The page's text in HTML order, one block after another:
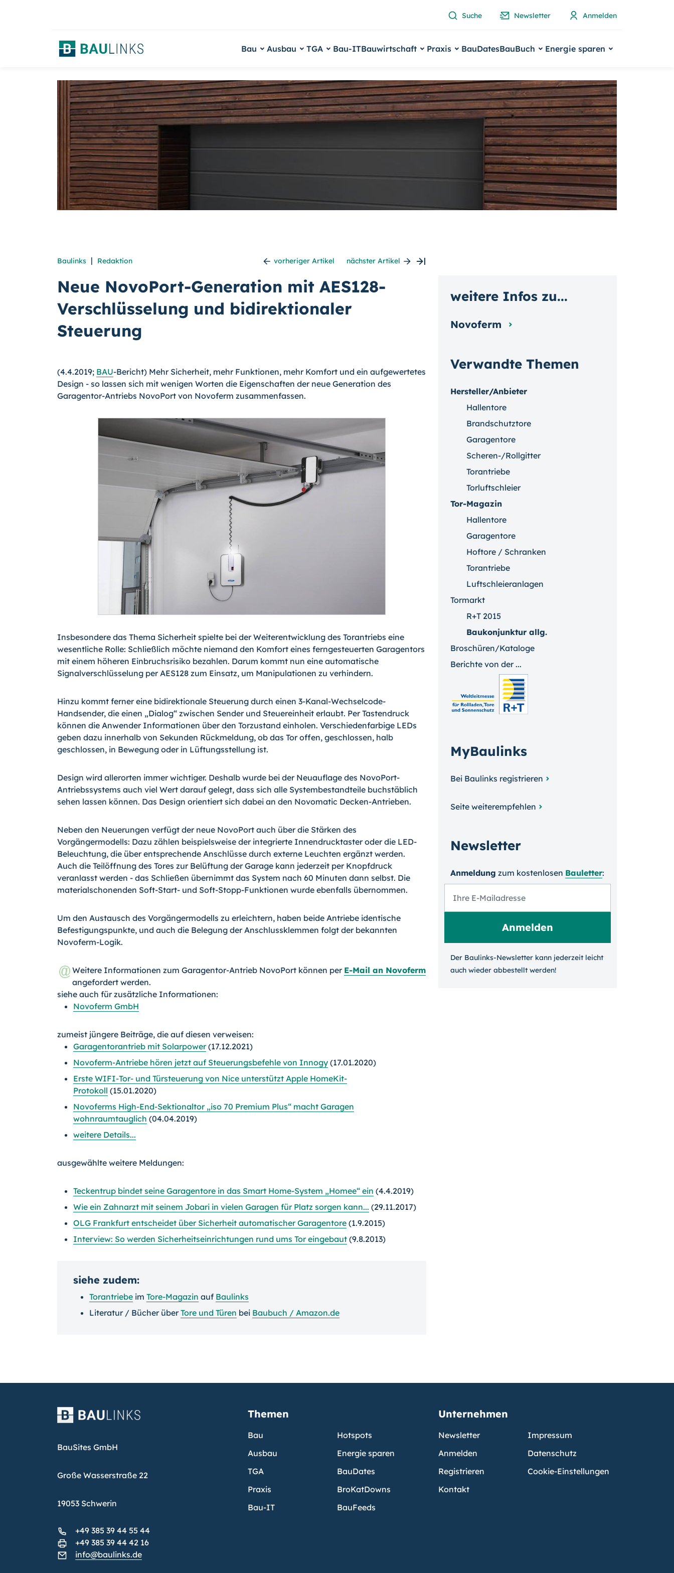
Suche Newsletter Anmelden
Bau Ausbau TGA Bau-ITBauwirtschaft Praxis BauDatesBauBuch Energie sparen
Baulinks | Redaktion vorheriger Artikel nächster Artikel
Neue NovoPort-Generation mit AES128-
Verschlüsselung und bidirektionaler
Steuerung
(4.4.2019; BAU-Bericht) Mehr Sicherheit, mehr Funktionen, mehr Komfort und ein aufgewertetes
Design - so lassen sich mit wenigen Worten die Eigenschaften der neue Generation des
Garagentor-Antriebs NovoPort von Novoferm zusammenfassen.
Insbesondere das Thema Sicherheit spielte bei der Weiterentwicklung des Torantriebs eine
wesentliche Rolle: Schließlich möchte niemand den Komfort eines ferngesteuerten Garagentors
mit einem höheren Einbruchsrisiko bezahlen. Darum kommt nun eine automatische
Signalverschlüsselung per AES128 zum Einsatz, um Manipulationen zu verhindern.
Hinzu kommt ferner eine bidirektionale Steuerung durch einen 3-Kanal-Wechselcode-
Handsender, die einen „Dialog“ zwischen Sender und Steuereinheit erlaubt. Per Tastendruck
können die Anwender Informationen über den Torzustand einholen. Verschiedenfarbige LEDs
geben dazu innerhalb von Sekunden Rückmeldung, ob das Tor offen, geschlossen, halb
geschlossen, in Bewegung oder in Lüftungsstellung ist.
Design wird allerorten immer wichtiger. Deshalb wurde bei der Neuauflage des Novo­Port-
Antriebssystems auch viel Wert darauf gelegt, dass sich alle Systembestandteile buchstäblich
sehen lassen können. Das Design orientiert sich dabei an den Novomatic Decken-Antrieben.
Neben den Neuerungen verfügt der neue NovoPort auch über die Stärken des
Vorgängermodells: Dazu zählen beispielsweise der integrierte Innendrucktaster oder die LED-
Beleuchtung, die über entsprechende Anschlüsse durch externe Leuchten ergänzt werden.
Auch die Teilöffnung des Tores zur Belüftung der Garage kann jederzeit per Knopfdruck
veranlasst werden - das Schließen übernimmt das System nach 60 Minuten dann selbst. Die
materialschonenden Soft-Start- und Soft-Stopp-Funktionen wurde ebenfalls übernommen.
Um den Austausch des Vorgängermodells zu erleichtern, haben beide Antriebe identische
Befestigungspunkte, und auch die Belegung der Anschlussklemmen folgt der bekannten
Novoferm-Logik.
Weitere Informationen zum Garagentor-Antrieb NovoPort können per E-Mail an Novoferm
angefordert werden.
siehe auch für zusätzliche Informationen:
Novoferm GmbH
zumeist jüngere Beiträge, die auf diesen verweisen:
Garagentorantrieb mit Solarpower(17.12.2021)
Novoferm-Antriebe hören jetzt auf Steuerungsbefehle von Innogy (17.01.2020)
Erste WIFI-Tor- und Türsteuerung von Nice unterstützt Apple HomeKit-
Protokoll (15.01.2020)
Novoferms High-End-Sektionaltor „iso 70 Premium Plus“ macht Garagen
wohnraumtauglich (04.04.2019)
weitere Details...
ausgewählte weitere Meldungen:
Teckentrup bindet seine Garagentore in das Smart Home-System „Homee“ ein (4.4.2019)
Wie ein Zahnarzt mit seinem Jobari in vielen Garagen für Platz sorgen kann... (29.11.2017)
OLG Frankfurt entscheidet über Sicherheit automatischer Garagentore (1.9.2015)
Interview: So werden Sicherheitseinrichtungen rund ums Tor eingebaut (9.8.2013)
siehe zudem:
Torantriebe im Tore-Magazin auf Baulinks
Literatur / Bücher überTore und Türen bei Baubuch / Amazon.de
Verwandte Themen
Hersteller/Anbieter
Hallentore
Brandschutztore
Garagentore
Scheren-/Rollgitter
Torantriebe
Torluftschleier
Tor-Magazin
Hallentore
Garagentore
Hoftore / Schranken
Torantriebe
Luftschleieranlagen
Tormarkt
R+T 2015
Baukonjunktur allg.
Broschüren/Kataloge
Berichte von der ...
MyBaulinks
Bei Baulinks registrieren
Seite weiterempfehlen
Newsletter
Anmeldung zum kosten­losen Bauletter:
Der Baulinks-Newsletter kann jeder­zeit leicht
auch wieder ab­bestellt werden!
weitere Infos zu...
Novoferm
BauSites GmbH
Große Wasserstraße 22
19053 Schwerin
+49 385 39 44 55 44
+49 385 39 44 42 16
info@baulinks.de
Themen
Bau
Ausbau
TGA
Praxis
Bau-IT
Hotspots
Energie sparen
BauDates
BroKatDowns
BauFeeds
Unternehmen
Newsletter
Anmelden
Registrieren
Kontakt
Impressum
Datenschutz
Cookie-Einstellungen